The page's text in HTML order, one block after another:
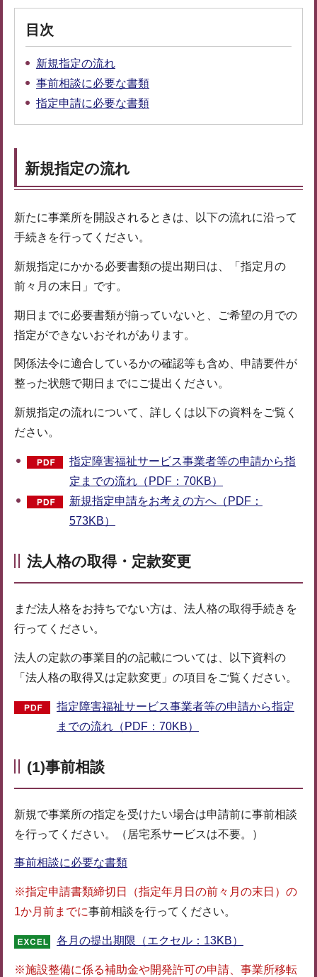
目次
新規指定の流れ
事前相談に必要な書類
指定申請に必要な書類
新規指定の流れ
新たに事業所を開設されるときは、以下の流れに沿って
手続きを行ってください。
新規指定にかかる必要書類の提出期日は、「指定月の
前々月の末日」です。
期日までに必要書類が揃っていないと、ご希望の月での
指定ができないおそれがあります。
関係法令に適合しているかの確認等も含め、申請要件が
整った状態で期日までにご提出ください。
新規指定の流れについて、詳しくは以下の資料をご覧く
ださい。
指定障害福祉サービス事業者等の申請から指
定までの流れ（PDF：70KB）
新規指定申請をお考えの方へ（PDF：
573KB）
法人格の取得・定款変更
まだ法人格をお持ちでない方は、法人格の取得手続きを
行ってください。
法人の定款の事業目的の記載については、以下資料の
「法人格の取得又は定款変更」の項目をご覧ください。
指定障害福祉サービス事業者等の申請から指定
までの流れ（PDF：70KB）
(1)事前相談
新規で事業所の指定を受けたい場合は申請前に事前相談
を行ってください。（居宅系サービスは不要。）
事前相談に必要な書類
※指定申請書類締切日（指定年月日の前々月の末日）の
1か月前までに事前相談を行ってください。
各月の提出期限（エクセル：13KB）
※施設整備に係る補助金や開発許可の申請、事業所移転